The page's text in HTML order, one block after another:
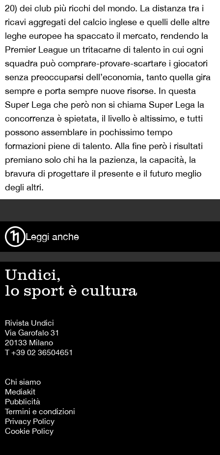
20) dei club più ricchi del mondo. La distanza tra i
ricavi aggregati del calcio inglese e quelli delle altre
leghe europee ha spaccato il mercato, rendendo la
Premier League un tritacarne di talento in cui ogni
squadra può comprare-provare-scartare i giocatori
senza preoccuparsi dell’economia, tanto quella gira
sempre e porta sempre nuove risorse. In questa
Super Lega che però non si chiama Super Lega la
concorrenza è spietata, il livello è altissimo, e tutti
possono assemblare in pochissimo tempo
formazioni piene di talento. Alla fine però i risultati
premiano solo chi ha la pazienza, la capacità, la
bravura di progettare il presente e il futuro meglio
degli altri.
Leggi anche
Undici,
lo sport è cultura
Rivista Undici
Via Garofalo 31
20133 Milano
T +39 02 36504651
Chi siamo
Mediakit
Pubblicità
Termini e condizioni
Privacy Policy
Cookie Policy